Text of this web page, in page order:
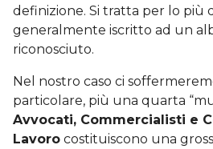
definizione. Si tratta per lo più
generalmente iscritto ad un
riconosciuto.
Nel nostro caso ci
particolare, più una quarta
Avvocati, Commercialisti e
Lavoro costituiscono una